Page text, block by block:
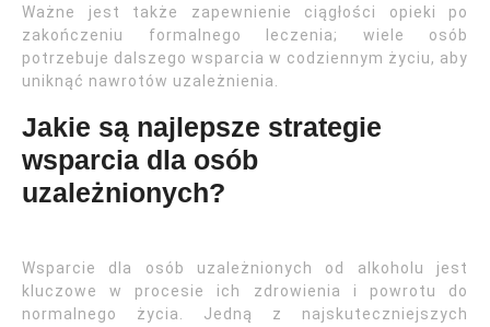
Ważne jest także zapewnienie ciągłości opieki po
zakończeniu formalnego leczenia; wiele osób
potrzebuje dalszego wsparcia w codziennym życiu, aby
uniknąć nawrotów uzależnienia.
Jakie są najlepsze strategie
wsparcia dla osób
uzależnionych?
Wsparcie dla osób uzależnionych od alkoholu jest
kluczowe w procesie ich zdrowienia i powrotu do
normalnego życia. Jedną z najskuteczniejszych